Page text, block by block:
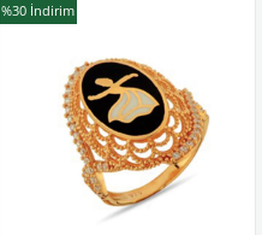
%30 İndirim